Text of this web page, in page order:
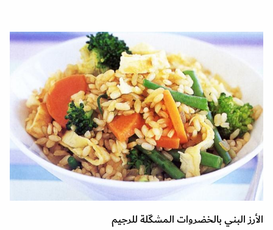
الأرز البني بالخضروات المشكّلة للرجيم